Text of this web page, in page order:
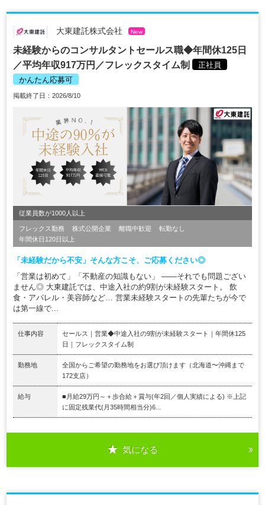
大東建託株式会社 New
未経験からのコンサルタントセールス職◆年間休125日
／平均年収917万円／フレックスタイム制
正社員
かんたん応募可
掲載終了日：2026/8/10
従業員数が1000人以上
フレックス勤務 株式公開企業 離職中歓迎
転勤なし
年間休日120日以上
「未経験だから不安」そんな方こそ、ご応募ください◎
「営業は初めて」「不動産の知識もない」 ——それでも問題ござい
ません◎ 大東建託では、中途入社の約9割が未経験スタート。 飲
食・アパレル・美容師など… 営業未経験スタートの先輩たちが今で
は第一線で...
仕事内容
セールス｜営業◆中途入社の9割が未経験スタート｜年間休125
日｜フレックスタイム制
勤務地
全国からご希望の勤務地をお選び頂けます（北海道〜沖縄まで
172支店）
給与
■月給29万円～＋歩合給＋賞与(年2回／個人実績による) ※上記
に固定残業代(月35時間相当分)6...
気になる